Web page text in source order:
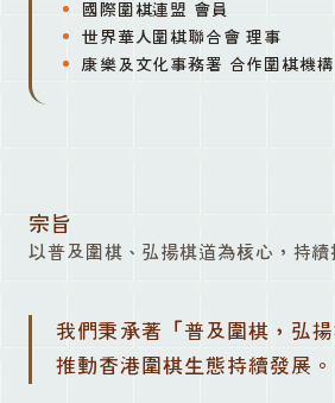
國際圍棋連盟 會員
世界華人圍棋聯合會 理事
康樂及文化事務署 合作圍棋機構
宗旨
以普及圍棋、弘揚棋道為核心，持
我們秉承著「普及圍棋，弘揚
推動香港圍棋生態持續發展。